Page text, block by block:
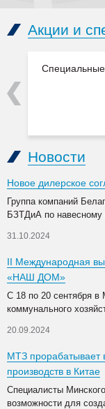
Акции и
Специальные
Previous
Новости
Новое дилерское
Группа компаний
БЗТДиА по навесному
31.10.2024
II Международная
«НАШ ДОМ»
С 18 по 20 сентября в
коммунального
20.09.2024
МТЗ прорабатывает
производств в Китае
Специалисты
возможности для